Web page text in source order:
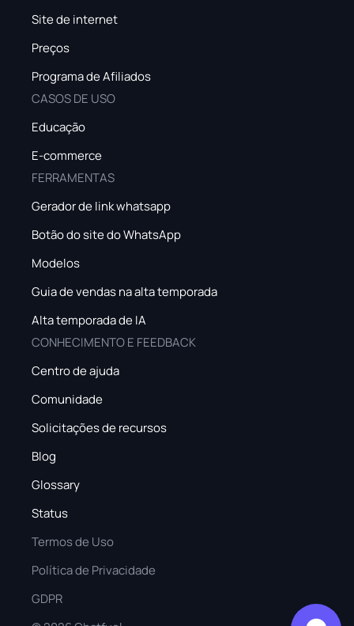
Site de internet
Preços
Programa de Afiliados
CASOS DE USO
Educação
E-commerce
FERRAMENTAS
Gerador de link whatsapp
Botão do site do WhatsApp
Modelos
Guia de vendas na alta temporada
Alta temporada de IA
CONHECIMENTO E FEEDBACK
Centro de ajuda
Comunidade
Solicitações de recursos
Blog
Glossary
Status
Termos de Uso
Política de Privacidade
GDPR